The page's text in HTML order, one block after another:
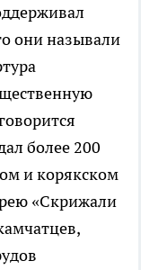
они называли
более 200
и корякском
«Скрижали